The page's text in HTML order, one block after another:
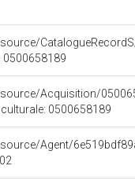
0500658189
Acquisition/
0500658189
Agent/